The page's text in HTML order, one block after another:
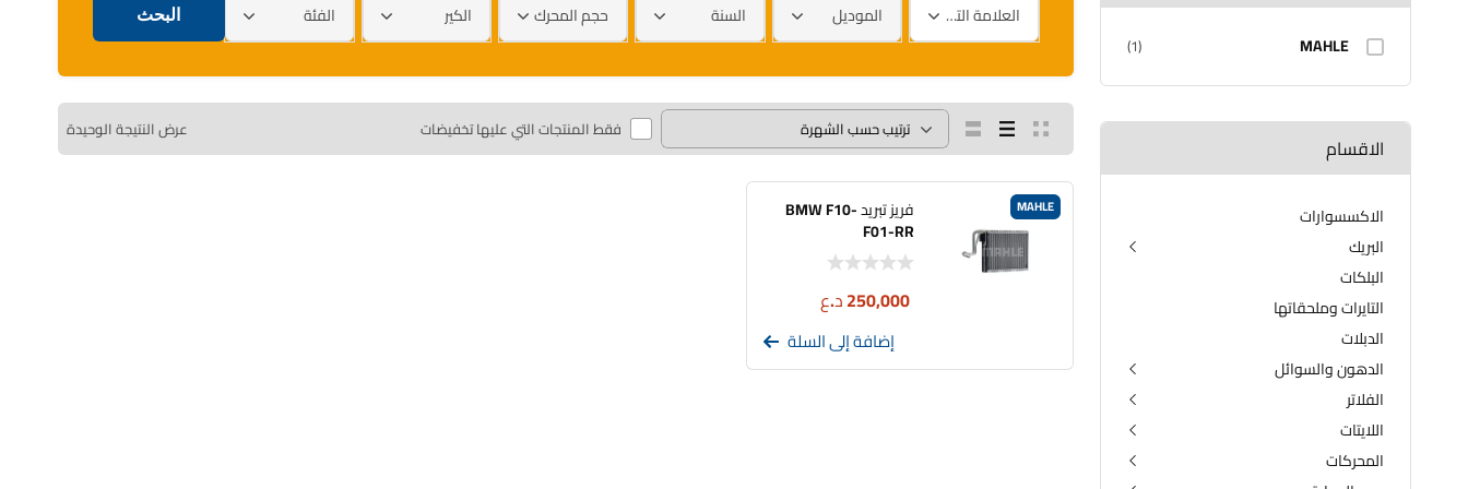
MAHLE
(1)
الاقسام
الاكسسوارات
البريك
الدسكات الامامية والخلفية
الفلنجات
البلكات
التايرات وملحقاتها
الدبلات
الدهون والسوائل
دهن الكير
دهن المحرك
مضافات البانزين
مضافات لدهن المحرك
الفلاتر
فلتر التبريد
فلتر الدهن
اللايتات
اللايتات الاماميةالمحركات
العلامة التجارية الموديل السنة حجم المحرك الكير الفئة
فقط المنتجات التي عليها تخفيضات عرض النتيجة الوحيدة
MAHLE فريز تبريد BMW F10-
F01-RR
250,000د.ع
إضافة إلى السلة